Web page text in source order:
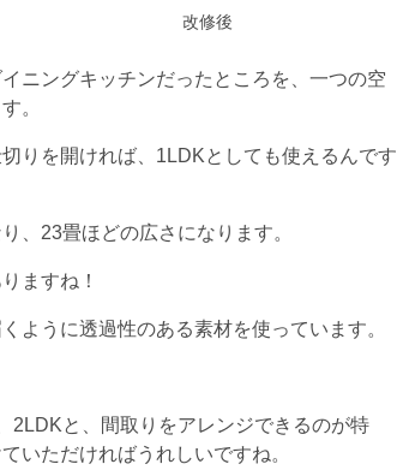
改修後
ニングキッチンだったところを、一つの空
。
りを開ければ、1LDKとしても使えるんです
、23畳ほどの広さになります。
ますね！
ように透過性のある素材を使っています。
2LDKと、間取りをアレンジできるのが特
いただければうれしいですね。